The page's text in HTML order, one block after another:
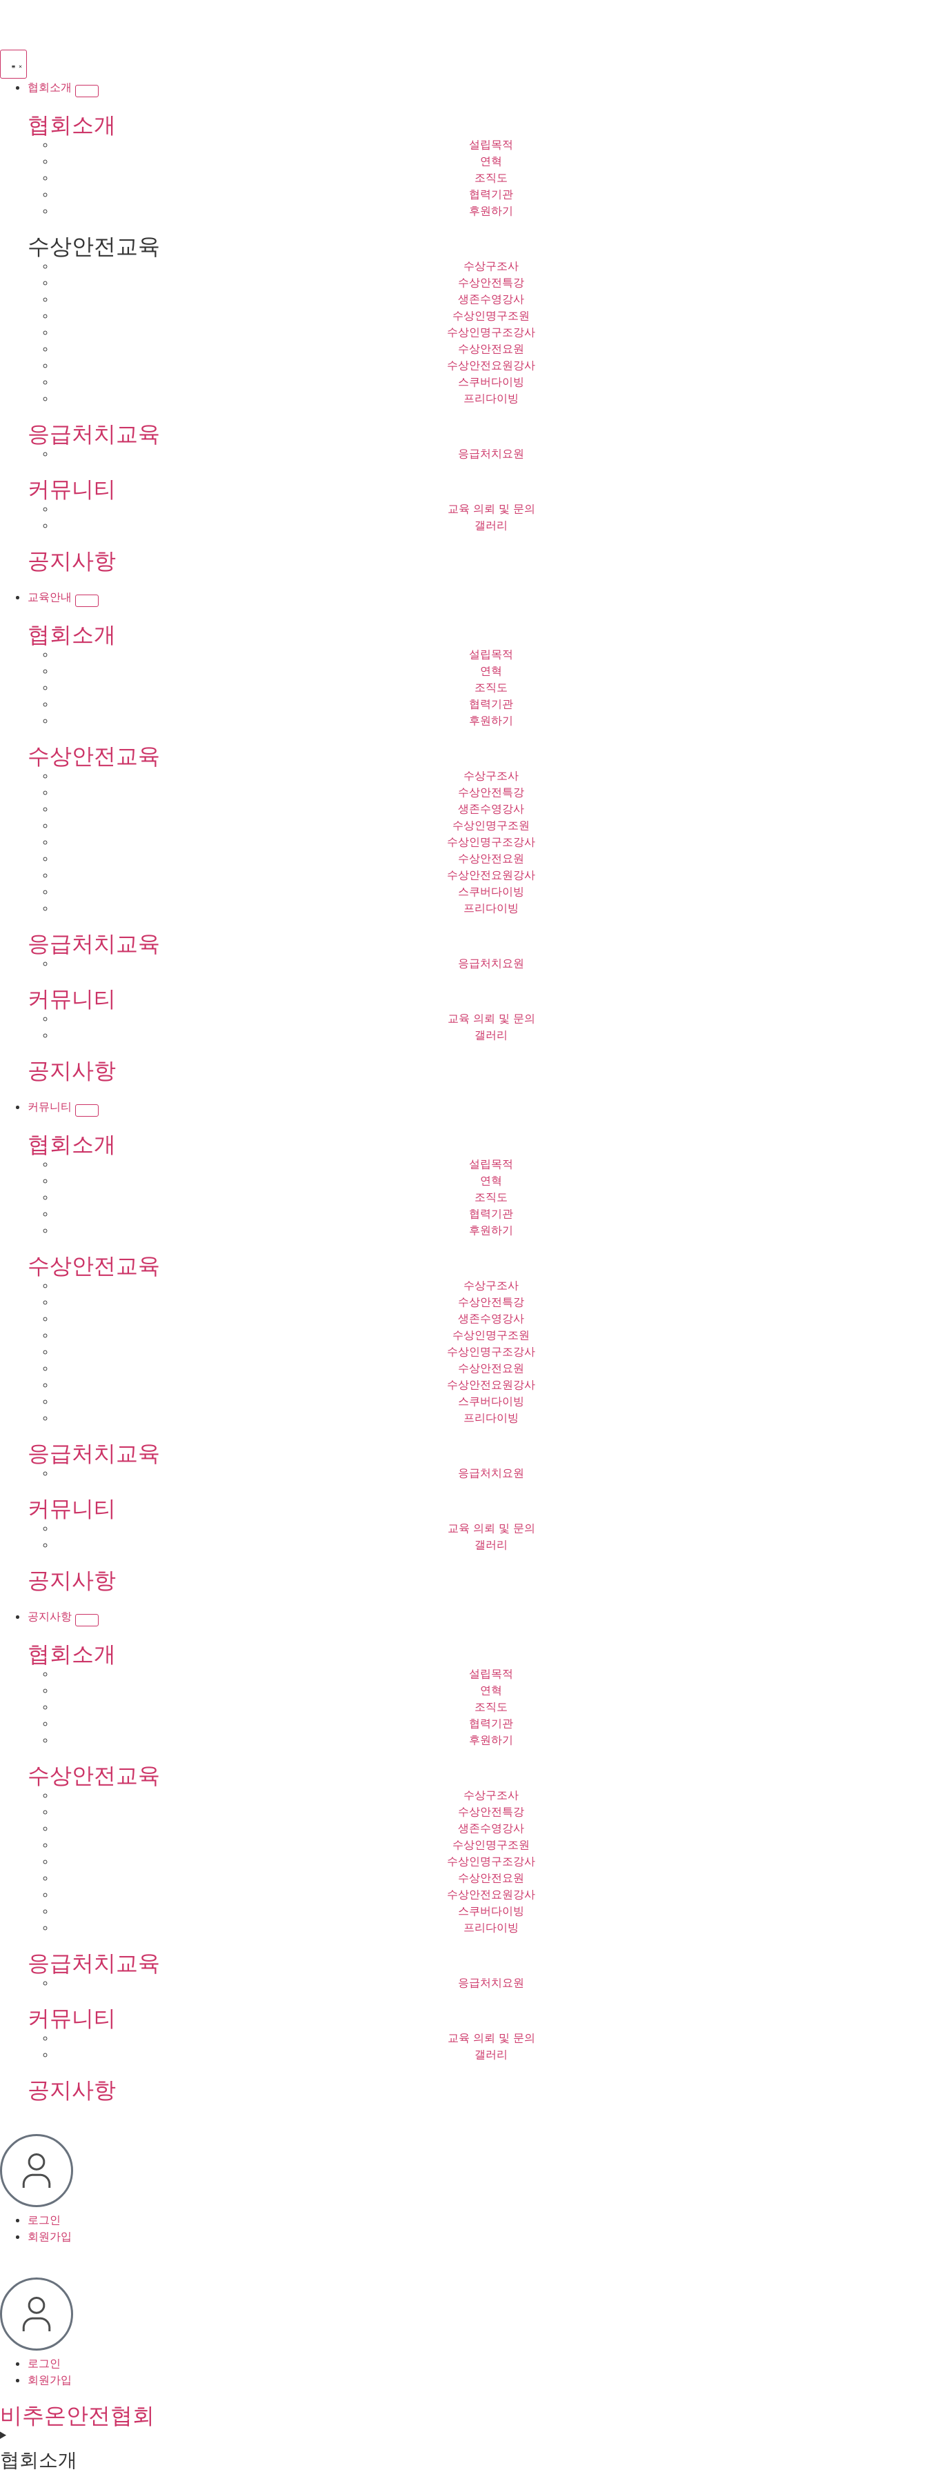
협회소개
협회소개
설립목적
연혁
조직도
협력기관
후원하기
수상안전교육
수상구조사
수상안전특강
생존수영강사
수상인명구조원
수상인명구조강사
수상안전요원
수상안전요원강사
스쿠버다이빙
프리다이빙
응급처치교육
응급처치요원
커뮤니티
교육 의뢰 및 문의
갤러리
공지사항
교육안내
협회소개
설립목적
연혁
조직도
협력기관
후원하기
수상안전교육
수상구조사
수상안전특강
생존수영강사
수상인명구조원
수상인명구조강사
수상안전요원
수상안전요원강사
스쿠버다이빙
프리다이빙
응급처치교육
응급처치요원
커뮤니티
교육 의뢰 및 문의
갤러리
공지사항
커뮤니티
협회소개
설립목적
연혁
조직도
협력기관
후원하기
수상안전교육
수상구조사
수상안전특강
생존수영강사
수상인명구조원
수상인명구조강사
수상안전요원
수상안전요원강사
스쿠버다이빙
프리다이빙
응급처치교육
응급처치요원
커뮤니티
교육 의뢰 및 문의
갤러리
공지사항
공지사항
협회소개
설립목적
연혁
조직도
협력기관
후원하기
수상안전교육
수상구조사
수상안전특강
생존수영강사
수상인명구조원
수상인명구조강사
수상안전요원
수상안전요원강사
스쿠버다이빙
프리다이빙
응급처치교육
응급처치요원
커뮤니티
교육 의뢰 및 문의
갤러리
공지사항
로그인
회원가입
로그인
회원가입
비추온안전협회
협회소개